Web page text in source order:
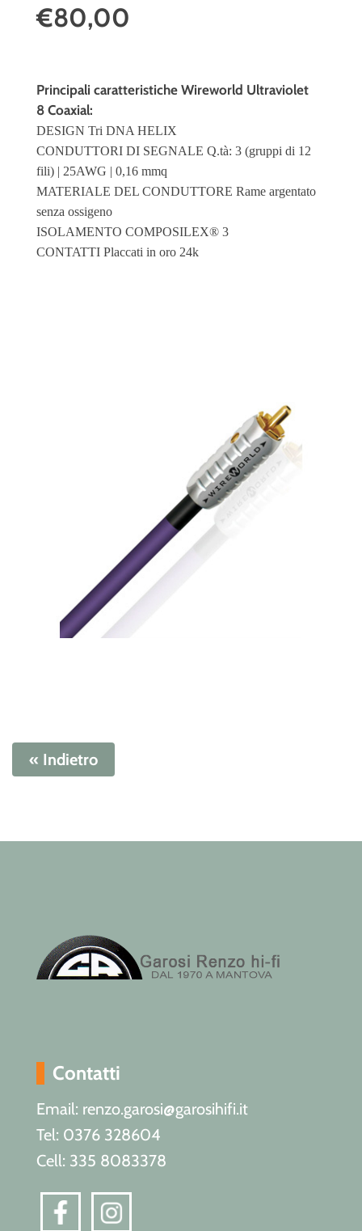
€80,00
Principali caratteristiche Wireworld Ultraviolet
8 Coaxial:
DESIGN Tri DNA HELIX
CONDUTTORI DI SEGNALE Q.tà: 3 (gruppi di 12
fili) | 25AWG | 0,16 mmq
MATERIALE DEL CONDUTTORE Rame argentato
senza ossigeno
ISOLAMENTO COMPOSILEX® 3
CONTATTI Placcati in oro 24k
« Indietro
Contatti
Email: renzo.garosi@garosihifi.it
Tel: 0376 328604
Cell: 335 8083378